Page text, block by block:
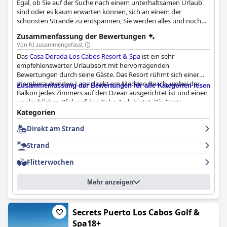
Egal, ob Sie auf der Suche nach einem unterhaltsamen Urlaub
sind oder es kaum erwarten können, sich an einem der
schönsten Strände zu entspannen, Sie werden alles und noch
Zusammenfassung der Bewertungen
Von KI zusammengefasst
DasCasa Dorada Los Cabos Resort & Spa ist ein sehr
empfehlenswerter Urlaubsort mit hervorragenden
Bewertungen durch seine Gäste. Das Resort rühmt sich einer
atemberaubenden Lage direkt am Medano Beach, wobei der
Balkon jedes Zimmers auf den Ozean ausgerichtet ist und einen
unglaublichen Blick auf den Cabo Arch bietet. Die Gäste
schätzten die Nähe zum Strand und die Bequemlichkeit, zu Fuß
ins Stadtzentrum zu gelangen, wo sie zahlreiche Geschäfte und
einige der besten Restaurants in Cabo vorfanden. Auch der
Fuß zu erreichen. Die Besucher schwärmen von den
Frühstücksmöglichkeiten vor Ort, wobei das Frühstücksbuffet
im Maydan ein absoluter Favorit unter den Gästen ist. Das Hotel
bietet super saubere, geräumige und komfortable Zimmer mit
unglaublichem Blick auf den Strand und den Poolbereich. Die
Gäste schwärmen immer wieder von der Sauberkeit dieses
Resorts, von der makellosen Anlage bis hin zu den strahlenden
Zimmern. Das Personal ist freundlich, hilfsbereit, professionell
und aufmerksam und bietet vom ersten Moment an einen
Zusammenfassung der Bewertungen für alle Kategorien lesen
Kategorien
Direkt am Strand
Strand
Flitterwochen
Mehr anzeigen
Secrets Puerto Los Cabos Golf &
Spa18+